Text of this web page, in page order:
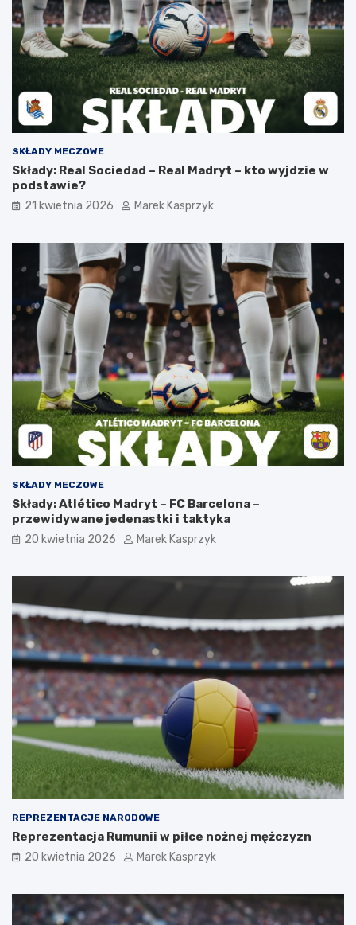
SKŁADY MECZOWE
Składy: Real Sociedad – Real Madryt – kto wyjdzie w
podstawie?
21 kwietnia 2026 Marek Kasprzyk
SKŁADY MECZOWE
Składy: Atlético Madryt – FC Barcelona –
przewidywane jedenastki i taktyka
20 kwietnia 2026 Marek Kasprzyk
REPREZENTACJE NARODOWE
Reprezentacja Rumunii w piłce nożnej mężczyzn
20 kwietnia 2026 Marek Kasprzyk